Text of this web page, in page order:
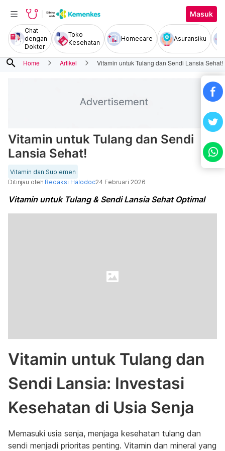
Masuk
Chat
dengan
Dokter
Toko
Kesehatan
Homecare Asuransiku
search Home Artikel Vitamin untuk Tulang dan Sendi Lansia Sehat!
Vitamin untuk Tulang dan Sendi
Lansia Sehat!
Vitamin dan Suplemen
Ditinjau oleh Redaksi Halodoc24 Februari 2026
Vitamin untuk Tulang & Sendi Lansia Sehat Optimal
Vitamin untuk Tulang dan
Sendi Lansia: Investasi
Kesehatan di Usia Senja
Memasuki usia senja, menjaga kesehatan tulang dan
sendi menjadi prioritas penting. Vitamin dan mineral yang